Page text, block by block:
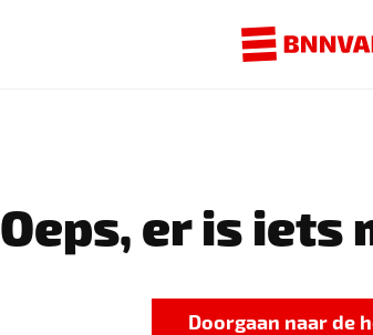
Oeps, er is iets
Doorgaan naar de